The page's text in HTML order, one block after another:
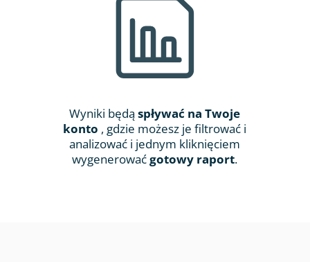
Wyniki będąspływać na Twoje
konto , gdzie możesz je filtrować i
analizować i jednym kliknięciem
wygenerowaćgotowy raport.